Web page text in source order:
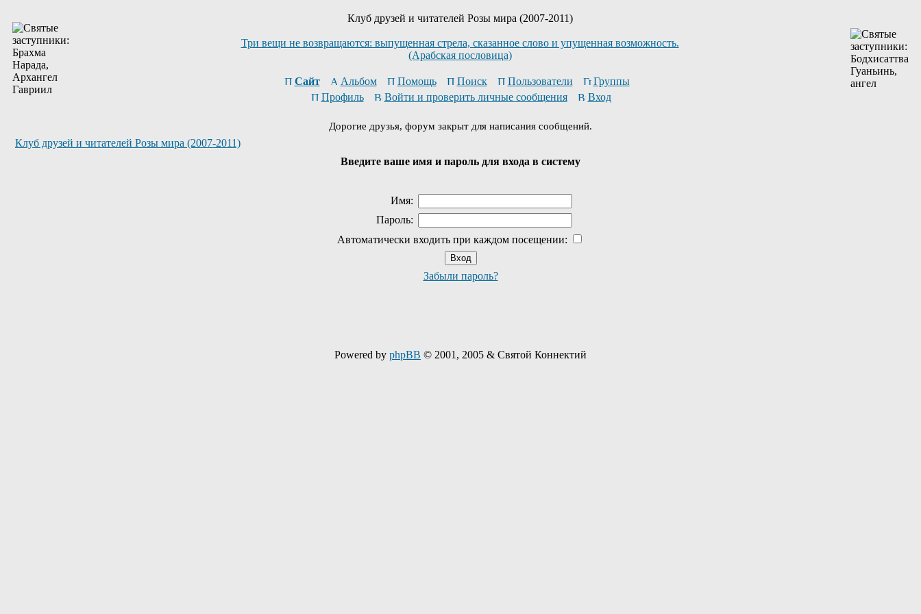
Клуб друзей и читателей Розы мира (2007-2011)
Три вещи не возвращаются: выпущенная стрела, сказанное слово и упущенная возможность.
(Арабская пословица)
Сайт Альбом Помощь Поиск Пользователи
Группы
Профиль
Войти и проверить личные сообщения Вход
Дорогие друзья, форум закрыт для написания сообщений.
Клуб друзей и читателей Розы мира (2007-2011)
Введите ваше имя и пароль для входа в систему
Имя:
Пароль:
Автоматически входить при каждом посещении:
Забыли пароль?
Powered by phpBB © 2001, 2005 & Святой Коннектий